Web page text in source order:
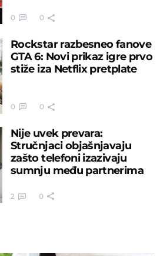
0 0
Rockstar razbesneo fanove
GTA 6: Novi prikaz igre prvo
stiže iza Netflix pretplate
0 0
Nije uvek prevara:
Stručnjaci objašnjavaju
zašto telefoni izazivaju
sumnju među partnerima
2 0